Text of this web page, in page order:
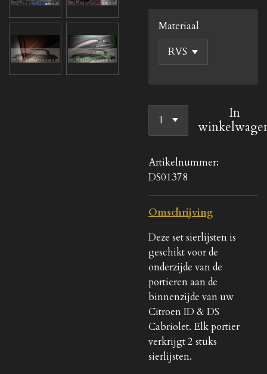
Materiaal
In
Artikelnummer:
DS01378
Omschrijving
Deze set sierlijsten is
geschikt voor de
onderzijde van de
portieren aan de
binnenzijde van uw
Citroen ID & DS
Cabriolet. Elk portier
verkrijgt 2 stuks
sierlijsten.